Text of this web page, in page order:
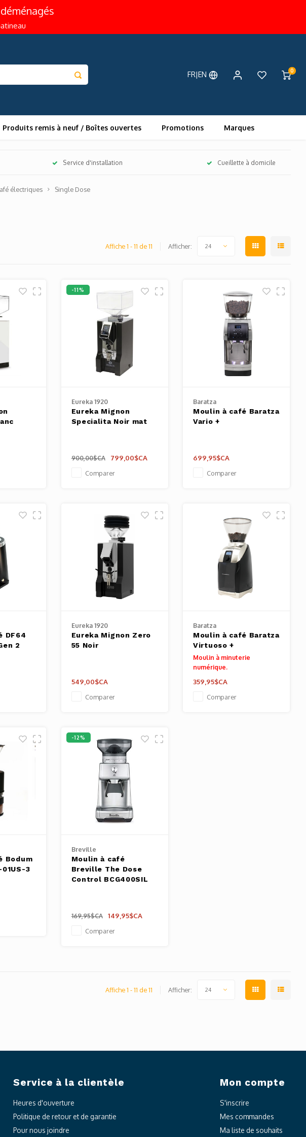
FR|EN 0
Produits remis à neuf / Boîtes ouvertes Promotions Marques
Service d'installation Cueillette à domicile
électriques Single Dose
Affiche 1 - 11 de 11 Afficher: 24
-11%
Eureka 1920
Eureka Mignon
Specialita Noir mat
900,00$CA 799,00$CA
Comparer
Baratza
Moulin à café Baratza
Vario +
699,95$CA
Comparer
DF64
2
Eureka 1920
Eureka Mignon Zero
55 Noir
549,00$CA
Comparer
Baratza
Moulin à café Baratza
Virtuoso +
Moulin à minuterie
numérique.
359,95$CA
Comparer
Bodum
3
-12%
Breville
Moulin à café
Breville The Dose
Control BCG400SIL
169,95$CA 149,95$CA
Comparer
Affiche 1 - 11 de 11 Afficher: 24
Service à la clientèle
Heures d'ouverture
Politique de retour et de garantie
Pour nous joindre
Mon compte
S'inscrire
Mes commandes
Ma liste de souhaits